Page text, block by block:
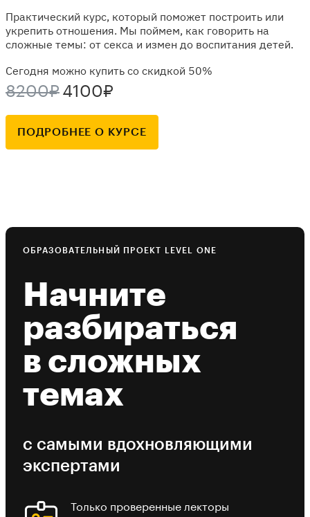
Практический курс, который поможет построить или
укрепить отношения. Мы поймем, как говорить на
сложные темы: от секса и измен до воспитания детей.
Сегодня можно купить со скидкой 50%
8200₽ 4100₽
ПОДРОБНЕЕ О КУРСЕ
ОБРАЗОВАТЕЛЬНЫЙ ПРОЕКТ LEVEL ONE
Начните
разбираться
в сложных
темах
с самыми вдохновляющими
экспертами
Только проверенные лекторы